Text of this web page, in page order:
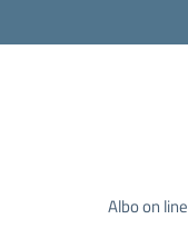
Albo on line